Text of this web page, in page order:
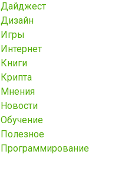
Дайджест
Дизайн
Игры
Интернет
Книги
Крипта
Мнения
Новости
Обучение
Полезное
Программирование